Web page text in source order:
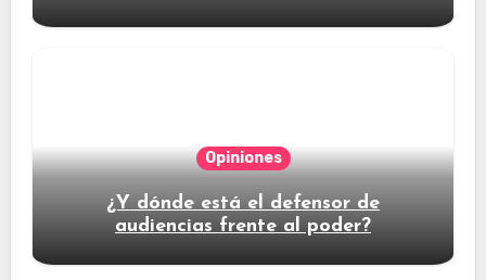
Opiniones
¿Y dónde está el defensor de
audiencias frente al poder?